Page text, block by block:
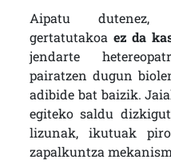
Aipatu dutenez,
gertatutakoa ez da
jendarte
pairatzen dugun
adibide bat baizik.
egiteko saldu
lizunak, ikutuak
zapalkuntza